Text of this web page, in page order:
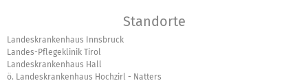
Standorte
Landeskrankenhaus Innsbruck
Landes-Pflegeklinik Tirol
Landeskrankenhaus Hall
ö. Landeskrankenhaus Hochzirl - Natters